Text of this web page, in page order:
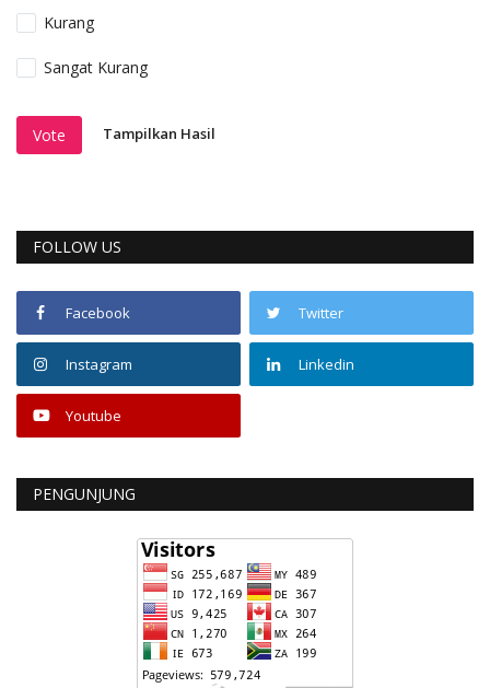
Kurang
Sangat Kurang
Vote Tampilkan Hasil
FOLLOW US
Facebook Twitter
Instagram Linkedin
Youtube
PENGUNJUNG